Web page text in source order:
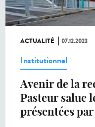
ACTUALITÉ 07.12.2023
Institutionnel
Avenir de la
Pasteur salue
présentées